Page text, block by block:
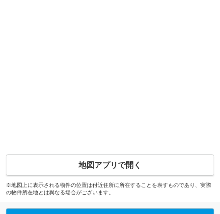
地図アプリで開く
※地図上に表示される物件の位置は付近住所に所在することを表すものであり、実際
の物件所在地とは異なる場合がございます。